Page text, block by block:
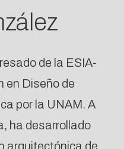
de la ESIA-
en Diseño de
por la UNAM. A
ha desarrollado
arquitectónica de